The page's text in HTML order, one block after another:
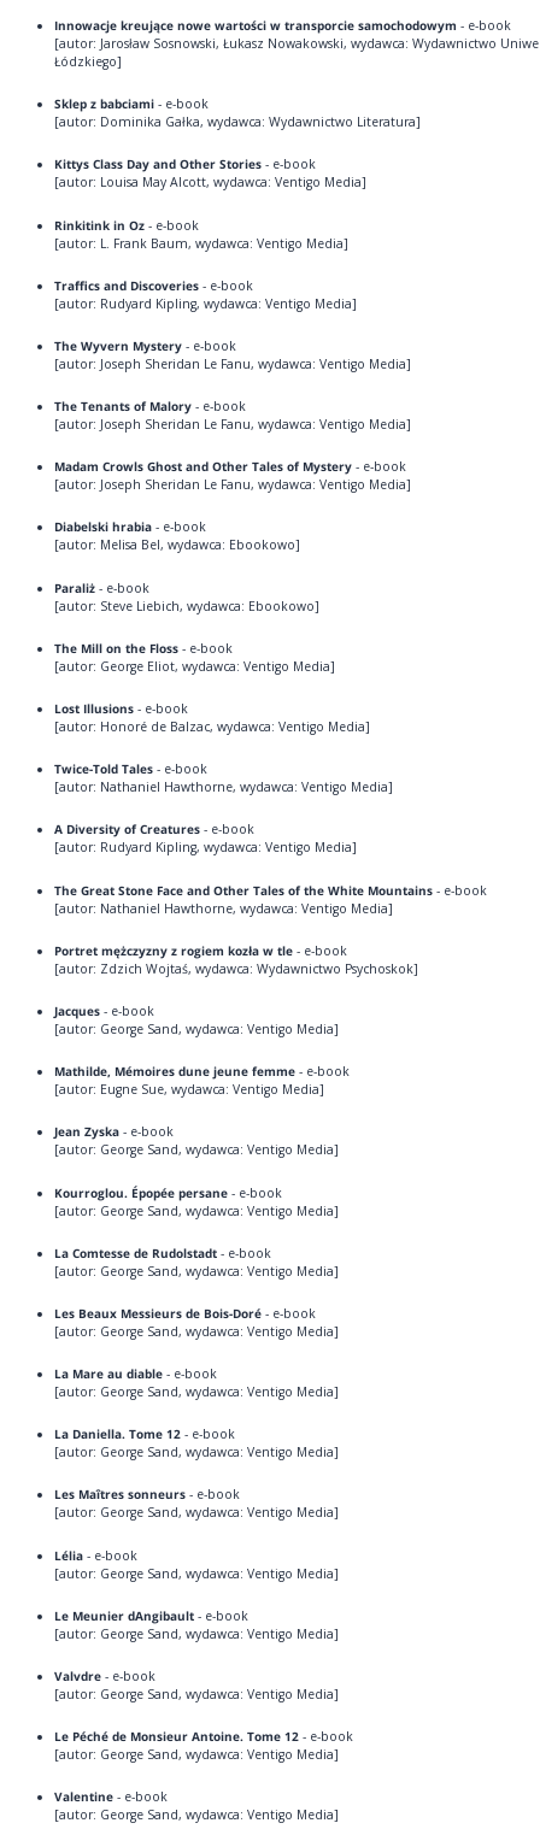
Innowacje kreujące nowe wartości w transporcie samochodowym - e-book
[autor: Jarosław Sosnowski, Łukasz Nowakowski, wydawca: Wydawnictwo
Łódzkiego]
Sklep z babciami- e-book
[autor: Dominika Gałka, wydawca: Wydawnictwo Literatura]
Kittys Class Day and Other Stories- e-book
[autor: Louisa May Alcott, wydawca: Ventigo Media]
Rinkitink in Oz- e-book
[autor: L. Frank Baum, wydawca: Ventigo Media]
Traffics and Discoveries- e-book
[autor: Rudyard Kipling, wydawca: Ventigo Media]
The Wyvern Mystery- e-book
[autor: Joseph Sheridan Le Fanu, wydawca: Ventigo Media]
The Tenants of Malory- e-book
[autor: Joseph Sheridan Le Fanu, wydawca: Ventigo Media]
Madam Crowls Ghost and Other Tales of Mystery- e-book
[autor: Joseph Sheridan Le Fanu, wydawca: Ventigo Media]
Diabelski hrabia- e-book
[autor: Melisa Bel, wydawca: Ebookowo]
Paraliż- e-book
[autor: Steve Liebich, wydawca: Ebookowo]
The Mill on the Floss- e-book
[autor: George Eliot, wydawca: Ventigo Media]
Lost Illusions- e-book
[autor: Honoré de Balzac, wydawca: Ventigo Media]
Twice-Told Tales- e-book
[autor: Nathaniel Hawthorne, wydawca: Ventigo Media]
A Diversity of Creatures- e-book
[autor: Rudyard Kipling, wydawca: Ventigo Media]
The Great Stone Face and Other Tales of the White Mountains- e-book
[autor: Nathaniel Hawthorne, wydawca: Ventigo Media]
Portret mężczyzny z rogiem kozła w tle- e-book
[autor: Zdzich Wojtaś, wydawca: Wydawnictwo Psychoskok]
Jacques- e-book
[autor: George Sand, wydawca: Ventigo Media]
Mathilde, Mémoires dune jeune femme- e-book
[autor: Eugne Sue, wydawca: Ventigo Media]
Jean Zyska- e-book
[autor: George Sand, wydawca: Ventigo Media]
Kourroglou. Épopée persane- e-book
[autor: George Sand, wydawca: Ventigo Media]
La Comtesse de Rudolstadt- e-book
[autor: George Sand, wydawca: Ventigo Media]
Les Beaux Messieurs de Bois-Doré- e-book
[autor: George Sand, wydawca: Ventigo Media]
La Mare au diable- e-book
[autor: George Sand, wydawca: Ventigo Media]
La Daniella. Tome 12- e-book
[autor: George Sand, wydawca: Ventigo Media]
Les Maîtres sonneurs- e-book
[autor: George Sand, wydawca: Ventigo Media]
Lélia- e-book
[autor: George Sand, wydawca: Ventigo Media]
Le Meunier dAngibault- e-book
[autor: George Sand, wydawca: Ventigo Media]
Valvdre- e-book
[autor: George Sand, wydawca: Ventigo Media]
Le Péché de Monsieur Antoine. Tome 12- e-book
[autor: George Sand, wydawca: Ventigo Media]
Valentine- e-book
[autor: George Sand, wydawca: Ventigo Media]